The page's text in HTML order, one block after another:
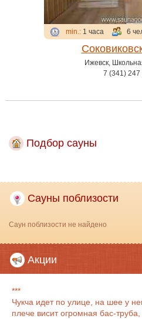
min.:1 часа 6
Ижевск,
7 (341) 247
Подбор сауны
Сауны поблизости
Саун поблизости не найдено
Акции
***
Чукча идет по улице, на шее у
плече висит огромная бас-